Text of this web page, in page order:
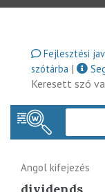
Fejlesztési
szótárba |
Keresett szó
Angol kifejezés
dividends